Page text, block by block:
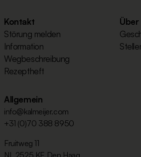
Kontakt
Störung melden
Information
Wegbeschreibung
Rezeptheft
Über
Allgemein
info@kalmeijer.com
+31 (0)70 388 8950
Fruitweg 11
NL 2525 KE Den Haag